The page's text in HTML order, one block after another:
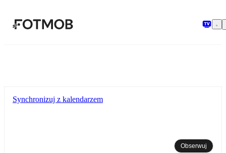
Synchronizuj z kalendarzem
Obserwuj